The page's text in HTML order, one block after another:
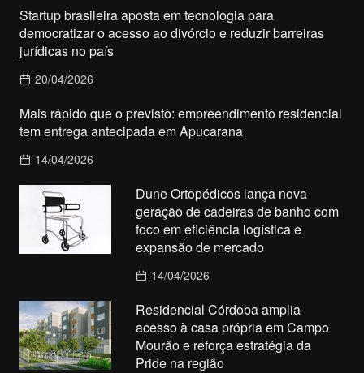
Startup brasileira aposta em tecnologia para
democratizar o acesso ao divórcio e reduzir barreiras
jurídicas no país
20/04/2026
Mais rápido que o previsto: empreendimento residencial
tem entrega antecipada em Apucarana
14/04/2026
Dune Ortopédicos lança nova
geração de cadeiras de banho com
foco em eficiência logística e
expansão de mercado
14/04/2026
Residencial Córdoba amplia
acesso à casa própria em Campo
Mourão e reforça estratégia da
Pride na região